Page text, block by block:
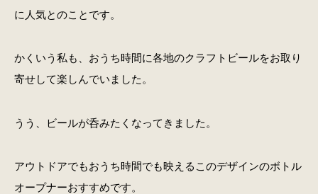
に人気とのことです。
かくいう私も、おうち時間に各地のクラフトビールをお取り
寄せして楽しんでいました。
うう、ビールが呑みたくなってきました。
アウトドアでもおうち時間でも映えるこのデザインのボトル
オープナーおすすめです。